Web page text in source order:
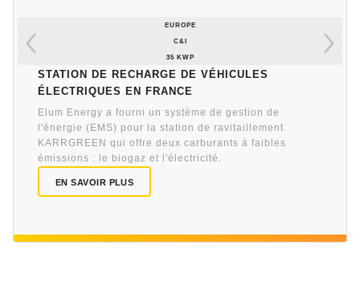
EUROPE
C&I
35 KWP
Station de recharge de véhicules
électriques en France
Elum Energy a fourni un système de gestion de
l'énergie (EMS) pour la station de ravitaillement
KARRGREEN qui offre deux carburants à faibles
émissions : le biogaz et l'électricité.
EN SAVOIR PLUS